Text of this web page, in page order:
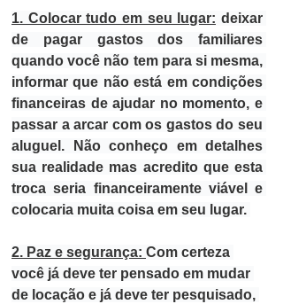
1. Colocar tudo em seu lugar: deixar
de pagar gastos dos familiares
quando você não tem para si mesma,
informar que não está em condições
passar a arcar com os gastos do seu
aluguel. Não conheço em detalhes
sua realidade mas acredito que esta
troca seria financeiramente viável e
colocaria muita coisa em seu lugar.
2. Paz e segurança: Com certeza
você já deve ter pensado em mudar
de locação e já deve ter pesquisado,